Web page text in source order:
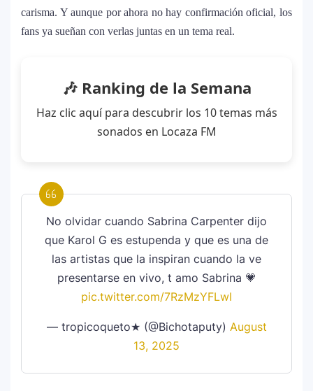
carisma. Y aunque por ahora no hay confirmación oficial, los
fans ya sueñan con verlas juntas en un tema real.
🎶 Ranking de la Semana
Haz clic aquí para descubrir los 10 temas más
sonados en Locaza FM
No olvidar cuando Sabrina Carpenter dijo
que Karol G es estupenda y que es una de
las artistas que la inspiran cuando la ve
presentarse en vivo, t amo Sabrina 💗
pic.twitter.com/7RzMzYFLwI
— tropicoqueto★ (@Bichotaputy) August
13, 2025